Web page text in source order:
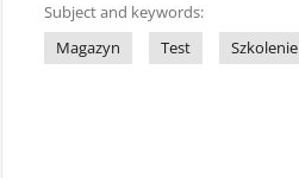
Subject and keywords:
Magazyn
Test Szkolenie